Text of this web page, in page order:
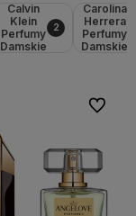
Calvin
Klein
Perfumy
Damskie
2
Carolina
Herrera
Perfumy
Damskie
Do